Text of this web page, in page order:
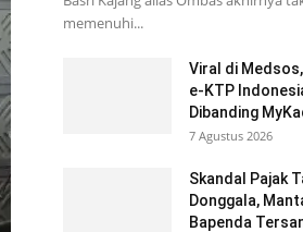
memenuhi...
Viral di
e-KTP
Dibanding
7 Agustus 2026
Skandal Pajak
Donggala,
Bapenda